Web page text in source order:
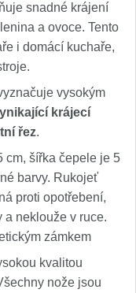
snadné krájení
a ovoce. Tento
i domácí kuchaře,
vysokým
krájecí
řez.
cm, šířka čepele je 5
barvy. Rukojeť
proti opotřebení,
a neklouže v ruce.
zámkem
kvalitou
nože jsou